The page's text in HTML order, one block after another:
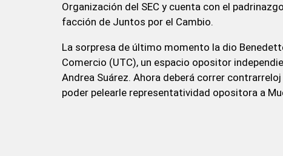
Organización del SEC y cuenta con el
facción de Juntos por el Cambio.
La sorpresa de último momento la dio
Comercio (UTC), un espacio opositor
Andrea Suárez. Ahora deberá correr
poder pelearle representatividad opositora a